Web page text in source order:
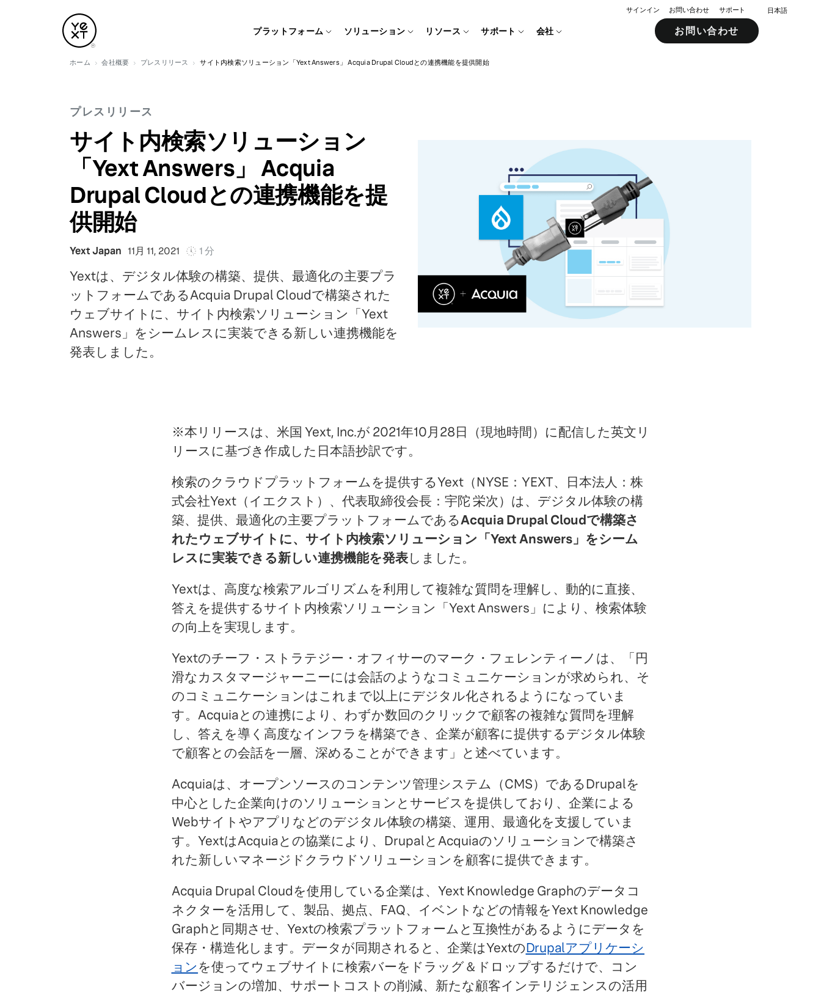
プラットフォーム ソリューション リソース サポート 会社
サインイン お問い合わせ サポート 日本語
お問い合わせ
ホーム 会社概要 プレスリリース サイト内検索ソリューション「Yext Answers」 Acquia Drupal Cloudとの連携機能を提供開始
プレスリリース
サイト内検索ソリューション
「Yext Answers」 Acquia
Drupal Cloudとの連携機能を提
供開始
Yext Japan 11月 11, 2021 1 分
Yextは、デジタル体験の構築、提供、最適化の主要プラ
ットフォームであるAcquia Drupal Cloudで構築された
ウェブサイトに、サイト内検索ソリューション「Yext
Answers」をシームレスに実装できる新しい連携機能を
発表しました。
※本リリースは、米国 Yext, Inc.が 2021年10月28日（現地時間）に配信した英文リ
リースに基づき作成した日本語抄訳です。
検索のクラウドプラットフォームを提供するYext（NYSE：YEXT、日本法人：株
式会社Yext（イエクスト）、代表取締役会長：宇陀 栄次）は、デジタル体験の構
築、提供、最適化の主要プラットフォームであるAcquia Drupal Cloudで構築さ
れたウェブサイトに、サイト内検索ソリューション「Yext Answers」をシーム
レスに実装できる新しい連携機能を発表しました。
Yextは、高度な検索アルゴリズムを利用して複雑な質問を理解し、動的に直接、
答えを提供するサイト内検索ソリューション「Yext Answers」により、検索体験
の向上を実現します。
Yextのチーフ・ストラテジー・オフィサーのマーク・フェレンティーノは、「円
滑なカスタマージャーニーには会話のようなコミュニケーションが求められ、そ
のコミュニケーションはこれまで以上にデジタル化されるようになっていま
す。Acquiaとの連携により、わずか数回のクリックで顧客の複雑な質問を理解
し、答えを導く高度なインフラを構築でき、企業が顧客に提供するデジタル体験
で顧客との会話を一層、深めることができます」と述べています。
Acquiaは、オープンソースのコンテンツ管理システム（CMS）であるDrupalを
中心とした企業向けのソリューションとサービスを提供しており、企業による
Webサイトやアプリなどのデジタル体験の構築、運用、最適化を支援していま
す。YextはAcquiaとの協業により、DrupalとAcquiaのソリューションで構築さ
れた新しいマネージドクラウドソリューションを顧客に提供できます。
Acquia Drupal Cloudを使用している企業は、Yext Knowledge Graphのデータコ
ネクターを活用して、製品、拠点、FAQ、イベントなどの情報をYext Knowledge
Graphと同期させ、Yextの検索プラットフォームと互換性があるようにデータを
保存・構造化します。データが同期されると、企業はYextのDrupalアプリケーシ
ョンを使ってウェブサイトに検索バーをドラッグ＆ドロップするだけで、コン
バージョンの増加、サポートコストの削減、新たな顧客インテリジェンスの活用